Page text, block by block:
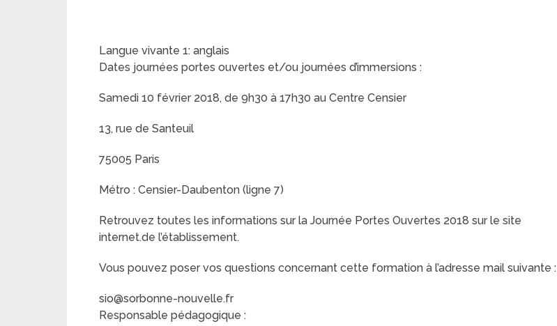
Langue vivante 1: anglais
Dates journées portes ouvertes et/ou journées d’immersions :
Samedi 10 février 2018, de 9h30 à 17h30 au Centre Censier
13, rue de Santeuil
75005 Paris
Métro : Censier-Daubenton (ligne 7)
Retrouvez toutes les informations sur la Journée Portes Ouvertes 2018 sur le site
internet.de l’établissement.
Vous pouvez poser vos questions concernant cette formation à l’adresse mail suivante :
sio@sorbonne-nouvelle.fr
Responsable pédagogique :